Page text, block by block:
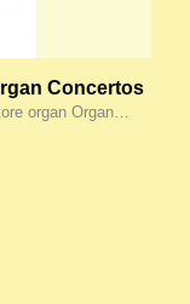
Concertos
organ Organ…